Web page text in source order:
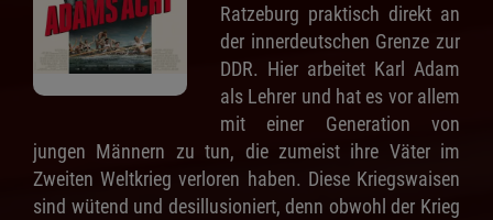
Ratzeburg praktisch direkt an
der innerdeutschen Grenze zur
DDR. Hier arbeitet Karl Adam
als Lehrer und hat es vor allem
mit einer Generation von
jungen Männern zu tun, die zumeist ihre Väter im
Zweiten Weltkrieg verloren haben. Diese Kriegswaisen
sind wütend und desillusioniert, denn obwohl der Krieg